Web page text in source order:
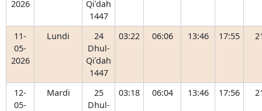
2026
Qiʿdah
1447
11-
05-
2026
Lundi
24
Dhul-
Qiʿdah
1447
03:22 06:06 13:46 17:55
12-
05-
Mardi
25
Dhul-
03:18 06:04 13:46 17:56